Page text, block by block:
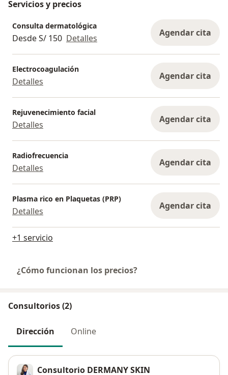
Servicios y precios
Consulta dermatológica
Desde S/ 150 Detalles Agendar cita
Electrocoagulación
Detalles Agendar cita
Rejuvenecimiento facial
Detalles Agendar cita
Radiofrecuencia
Detalles Agendar cita
Plasma rico en Plaquetas (PRP)
Detalles Agendar cita
+1 servicio
¿Cómo funcionan los precios?
Consultorios (2)
Dirección Online
Consultorio DERMANY SKIN